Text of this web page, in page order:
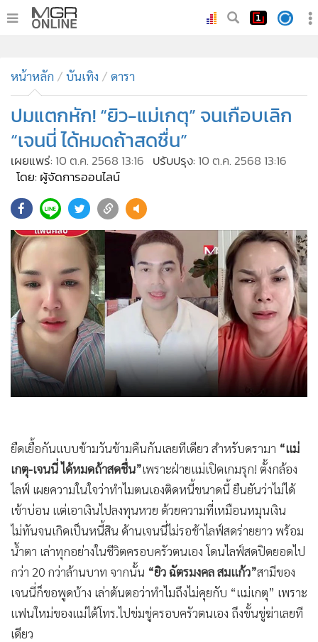
• ทันเหตุการณ์
• ภาคใต้
• ภูมิภาค
• Online Section
• บันเทิง
ผู้จัดการรายวัน
• คอลัมนิสต์
• ละคร
• CbizReview
• Cyber BIZ
• ผู้จัดกวน
• Good health & Well-being
• Green Innovation & SD
• Management & HR
• MGR Live
• ท่องเที่ยว
• กีฬา
• ต่างประเทศ
• Special Scoop
• เศรษฐกิจ-ธุรกิจ
• จีน
ชุมชน-คุณภาพชีวิต
อาชญากรรม
• Motoring
หน้าหลัก บันเทิง ดารา
ปมแตกหัก! “ยิว-แม่เกตุ” จนเกือบเลิก
“เจนนี่ ได้หมดถ้าสดชื่น”
เผยแพร่: 10 ต.ค. 2568 13:16 ปรับปรุง: 10 ต.ค. 2568 13:16
โดย: ผู้จัดการออนไลน์
ยืดเยื้อกันแบบข้ามวันข้ามคืนกันเลยทีเดียว สำหรับดรามา “แม่
เกตุ-เจนนี่ ได้หมดถ้าสดชื่น”เพราะฝ่ายแม่เปิดเกมรุก! ตั้งกล้อง
ไลฟ์ เผยความในใจว่าทำไมตนเองติดหนี้ขนาดนี้ ยืนยันว่าไม่ได้
เข้าบ่อน แต่เอาเงินไปลงทุนหวย ด้วยความที่เหมือนหมุนเงิน
ไม่ทันจนเกิดเป็นหนี้สิน ด้านเจนนี่ไม่รอช้าไลฟ์สดร่ายยาว พร้อม
น้ำตา เล่าทุกอย่างในชีวิตครอบครัวตนเอง โดนไลฟ์สดปิดยอดไป
กว่า 20 กว่าล้านบาท จากนั้น “ยิว ฉัตรมงคล สมแก้ว”สามีของ
เจนนี่ก็ขอพูดบ้าง เล่าต้นตอว่าทำไมถึงไม่คุยกับ “แม่เกตุ” เพราะ
แฟนใหม่ของแม่ได้โทร.ไปข่มขู่ครอบครัวตนเอง ถึงขั้นขู่ฆ่าเลยที
เดียว